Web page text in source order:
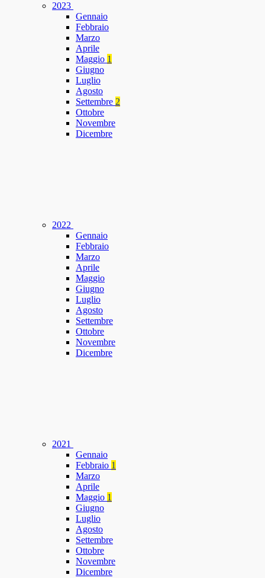
2023
Gennaio
Febbraio
Marzo
Aprile
Maggio 1
Giugno
Luglio
Agosto
Settembre 2
Ottobre
Novembre
Dicembre
2022
Gennaio
Febbraio
Marzo
Aprile
Maggio
Giugno
Luglio
Agosto
Settembre
Ottobre
Novembre
Dicembre
2021
Gennaio
Febbraio 1
Marzo
Aprile
Maggio 1
Giugno
Luglio
Agosto
Settembre
Ottobre
Novembre
Dicembre